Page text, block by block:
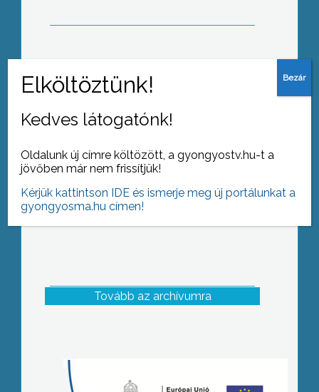
Roma gyereknap
Tovább az archívumra
Kedves látogatónk!
Oldalunk új címre költözött, a gyongyostv.hu-t a
jövőben már nem frissítjük!
Kérjük kattintson IDE és ismerje meg új portálunkat a
gyongyosma.hu címen!